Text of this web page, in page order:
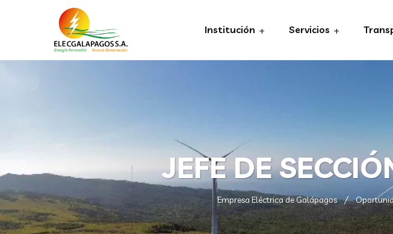
Institución Servicios
JEFE DE
Empresa Eléctrica de Galápagos